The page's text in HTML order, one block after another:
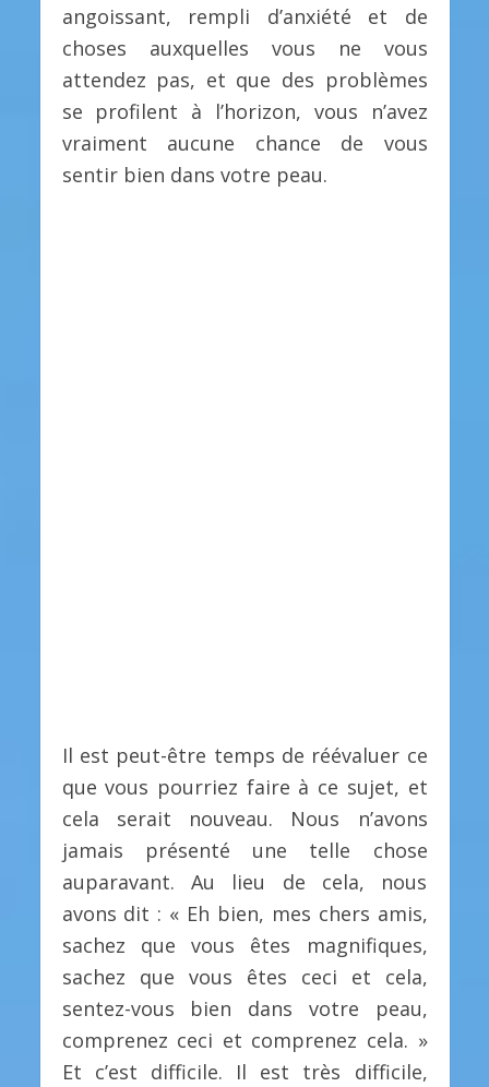
angoissant, rempli d’anxiété et de
choses auxquelles vous ne vous
attendez pas, et que des problèmes
se profilent à l’horizon, vous n’avez
vraiment aucune chance de vous
sentir bien dans votre peau.
Il est peut-être temps de réévaluer ce
que vous pourriez faire à ce sujet, et
cela serait nouveau. Nous n’avons
jamais présenté une telle chose
auparavant. Au lieu de cela, nous
avons dit : « Eh bien, mes chers amis,
sachez que vous êtes magnifiques,
sachez que vous êtes ceci et cela,
sentez-vous bien dans votre peau,
comprenez ceci et comprenez cela. »
Et c’est difficile. Il est très difficile,